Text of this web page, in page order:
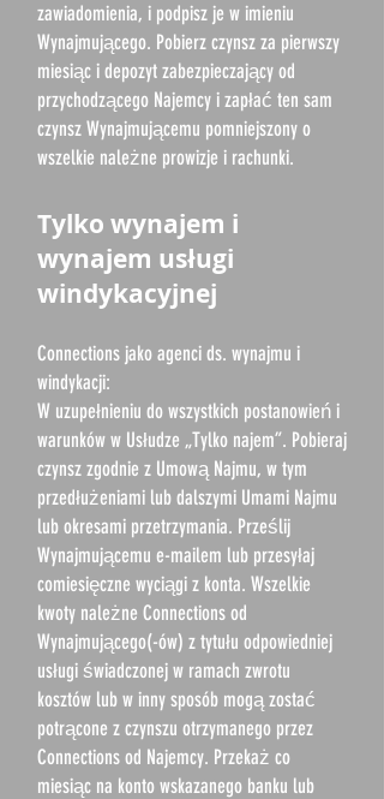
zawiadomienia, i podpisz je w imieniu
Wynajmującego. Pobierz czynsz za pierwszy
miesiąc i depozyt zabezpieczający od
przychodzącego Najemcy i zapłać ten sam
czynsz Wynajmującemu pomniejszony o
wszelkie należne prowizje i rachunki.
Tylko wynajem i
wynajem usługi
windykacyjnej
Connections jako agenci ds. wynajmu i
windykacji:
W uzupełnieniu do wszystkich postanowień i
warunków w Usłudze „Tylko najem”. Pobieraj
czynsz zgodnie z Umową Najmu, w tym
przedłużeniami lub dalszymi Umami Najmu
lub okresami przetrzymania. Prześlij
Wynajmującemu e-mailem lub przesyłaj
comiesięczne wyciągi z konta. Wszelkie
kwoty należne Connections od
Wynajmującego(-ów) z tytułu odpowiedniej
usługi świadczonej w ramach zwrotu
kosztów lub w inny sposób mogą zostać
potrącone z czynszu otrzymanego przez
Connections od Najemcy. Przekaż co
miesiąc na konto wskazanego banku lub